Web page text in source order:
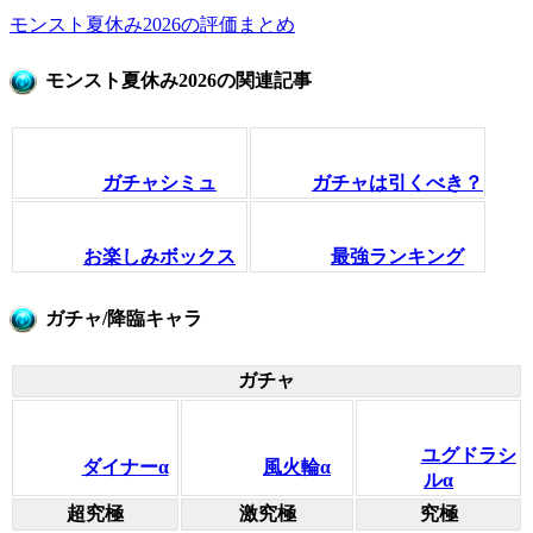
モンスト夏休み2026の評価まとめ
モンスト夏休み2026の関連記事
ガチャシミュ ガチャは引くべき？
お楽しみボックス 最強ランキング
ガチャ/降臨キャラ
ガチャ
ダイナーα 風火輪α
ユグドラシ
ルα
超究極
激究極 究極